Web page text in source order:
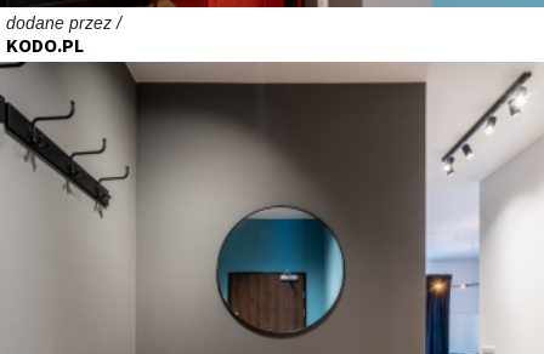
dodane przez /
KODO.PL